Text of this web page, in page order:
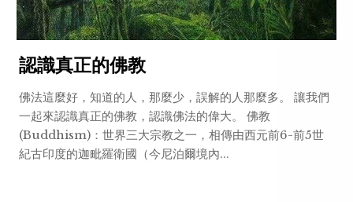
認識真正的佛教
佛法這麼好，知道的人，那麼少，誤解的人那麼多。 讓我們
一起來認識真正的佛教，認識佛法的偉大。 佛教
(Buddhism)：世界三大宗教之一，相傳由西元前6-前5世
紀古印度的迦毗羅衛國（今尼泊爾境內...